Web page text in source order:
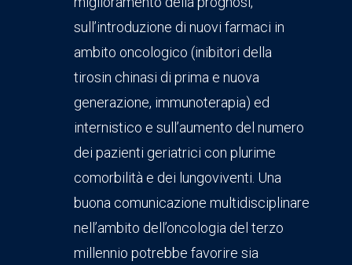
sull’introduzione di nuovi farmaci in
ambito oncologico (inibitori della
tirosin chinasi di prima e nuova
generazione, immunoterapia) ed
internistico e sull’aumento del numero
dei pazienti geriatrici con plurime
comorbilità e dei lungoviventi. Una
buona comunicazione multidisciplinare
nell’ambito dell’oncologia del terzo
millennio potrebbe favorire sia